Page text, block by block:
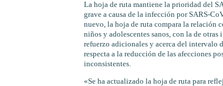
La hoja de ruta mantiene la prioridad del
grave a causa de la infección por SARS-
nuevo, la hoja de ruta compara la relación
niños y adolescentes sanos, con la de
refuerzo adicionales y acerca del intervalo
respecta a la reducción de las afecciones
inconsistentes.
«Se ha actualizado la hoja de ruta para